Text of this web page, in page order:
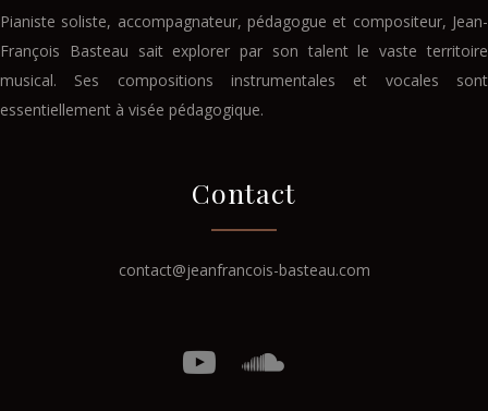
Pianiste soliste, accompagnateur, pédagogue et compositeur, Jean-
François Basteau sait explorer par son talent le vaste territoire
musical. Ses compositions instrumentales et vocales sont
essentiellement à visée pédagogique.
Contact
contact@jeanfrancois-basteau.com